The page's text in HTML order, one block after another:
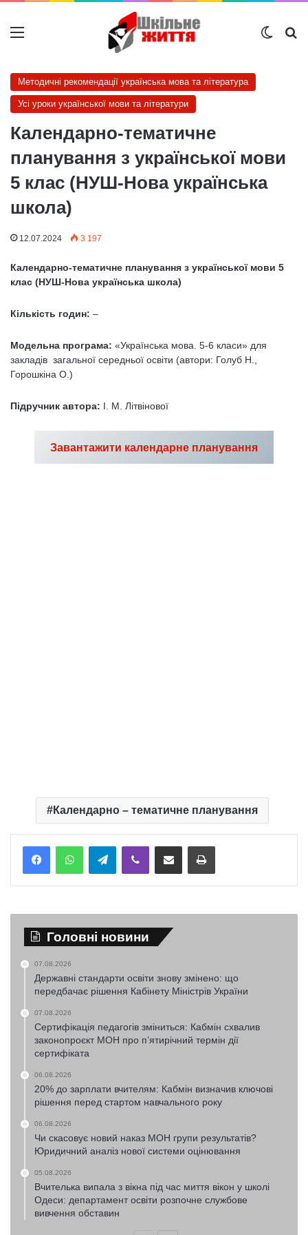
Меню
Методичні рекомендації українська мова та література
Усі уроки української мови та літератури
Календарно-тематичне
планування з української мови
5 клас (НУШ-Нова українська
школа)
12.07.2024 3 197
Календарно-тематичне планування з української мови 5
клас (НУШ-Нова українська школа)
Кількість годин: –
Модельна програма: «Українська мова. 5-6 класи» для
закладів загальної середньої освіти (автори: Голуб Н.,
Горошкіна О.)
Підручник автора: І. М. Літвінової
Завантажити календарне планування
Календарно – тематичне планування
TelegramViber Надіслати електронною поштоюНадрукувати
Головні новини
07.08.2026
Державні стандарти освіти знову змінено: що
передбачає рішення Кабінету Міністрів України
07.08.2026
Сертифікація педагогів зміниться: Кабмін схвалив
законопроєкт МОН про п’ятирічний термін дії
сертифіката
06.08.2026
20% до зарплати вчителям: Кабмін визначив ключові
рішення перед стартом навчального року
06.08.2026
Чи скасовує новий наказ МОН групи результатів?
Юридичний аналіз нової системи оцінювання
05.08.2026
Вчителька випала з вікна під час миття вікон у школі
Одеси: департамент освіти розпочне службове
вивчення обставин